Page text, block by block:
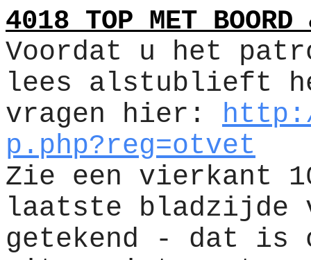
4018 TOP MET BOORD
Voordat u het
lees alstublieft
vragen hier:
p.php?reg=otvet
Zie een vierkant
laatste bladzijde
getekend - dat is